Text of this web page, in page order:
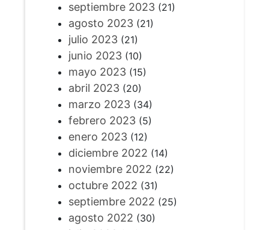
septiembre 2023(21)
agosto 2023(21)
julio 2023(21)
junio 2023(10)
mayo 2023(15)
abril 2023(20)
marzo 2023(34)
febrero 2023(5)
enero 2023(12)
diciembre 2022 (14)
noviembre 2022 (22)
octubre 2022 (31)
septiembre 2022 (25)
agosto 2022 (30)